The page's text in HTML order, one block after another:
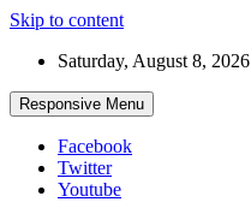
Skip to content
Saturday, August 8, 2026
Responsive Menu
Facebook
Twitter
Youtube